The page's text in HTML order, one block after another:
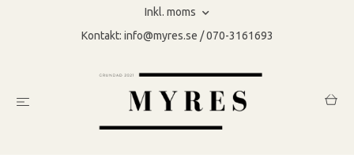
Inkl. moms
Kontakt: info@myres.se / 070-3161693